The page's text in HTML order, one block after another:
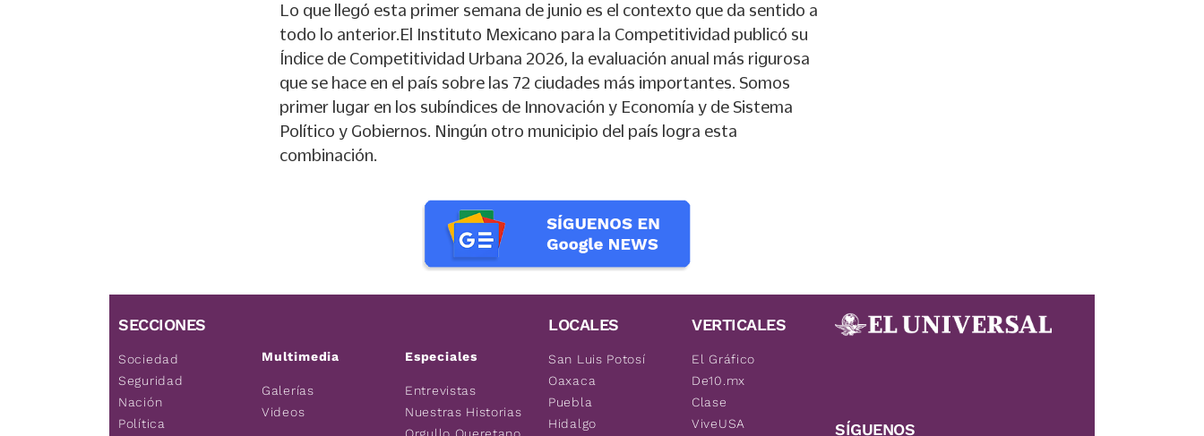
Lo que llegó esta primer semana de junio es el contexto que da sentido a
todo lo anterior.El Instituto Mexicano para la Competitividad publicó su
Índice de Competitividad Urbana 2026, la evaluación anual más rigurosa
que se hace en el país sobre las 72 ciudades más importantes. Somos
primer lugar en los subíndices de Innovación y Economía y de Sistema
Político y Gobiernos. Ningún otro municipio del país logra esta
combinación.
SECCIONES
Sociedad
Seguridad
Nación
Política
Multimedia
Galerías
Videos
Especiales
Entrevistas
Nuestras Historias
LOCALES
San Luis Potosí
Oaxaca
Puebla
Hidalgo
VERTICALES
El Gráfico
De10.mx
Clase
ViveUSA
SÍGUENOS